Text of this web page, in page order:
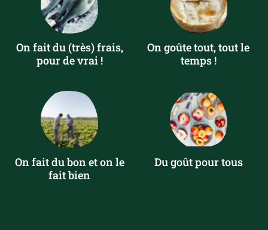
On fait du (très) frais,
pour de vrai !
On goûte tout, tout le
temps !
On fait du bon et on le
fait bien
Du goût pour tous